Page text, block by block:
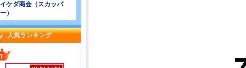
イケダ商会（スカッパ
ー）
人気ランキング